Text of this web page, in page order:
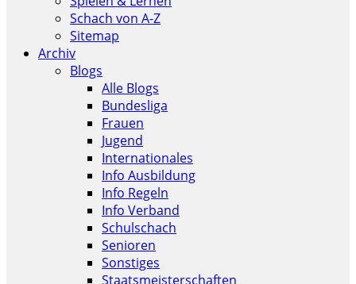
Schach von A-Z
Sitemap
Archiv
Blogs
Alle Blogs
Bundesliga
Frauen
Jugend
Internationales
Info Ausbildung
Info Regeln
Info Verband
Schulschach
Senioren
Sonstiges
Staatsmeisterschaften